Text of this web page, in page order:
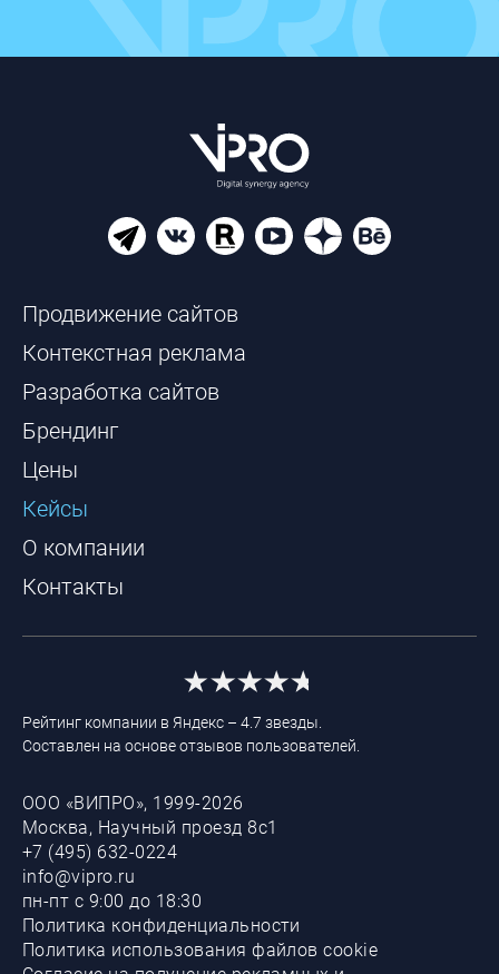
Продвижение сайтов
Контекстная реклама
Разработка сайтов
Брендинг
Цены
Кейсы
О компании
Контакты
ООО «ВИПРО», 1999-2026
Москва, Научный проезд 8с1
+7 (495) 632-0224
info@vipro.ru
пн-пт с 9:00 до 18:30
Политика конфиденциальности
Политика использования файлов cookie
Рейтинг компании в Яндекс – 4.7 звезды.
Составлен на основе отзывов пользователей.